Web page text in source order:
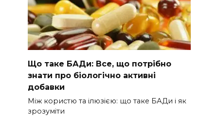
Що таке БАДи: Все, що потрібно
знати про біологічно активні
добавки
Між користю та ілюзією: що таке БАДи і як
зрозуміти